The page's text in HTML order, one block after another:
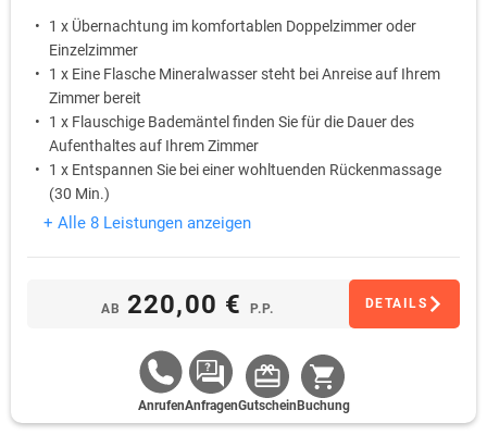
1 x Übernachtung im komfortablen Doppelzimmer oder
Einzelzimmer
1 x Eine Flasche Mineralwasser steht bei Anreise auf Ihrem
Zimmer bereit
1 x Flauschige Bademäntel finden Sie für die Dauer des
Aufenthaltes auf Ihrem Zimmer
1 x Entspannen Sie bei einer wohltuenden Rückenmassage
(30 Min.)
1 x Nutzen Sie nach Lust und Laune im Rahmen der
1 x Genießen Sie am Abend ein 3-Gänge-Menü
+ Alle 8 Leistungen anzeigen
AB 220,00 € P.P. DETAILS
AnrufenAnfragenGutschein Buchung